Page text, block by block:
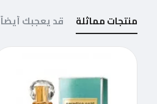
منتجات مماثلة قد يعجبك أيضاً